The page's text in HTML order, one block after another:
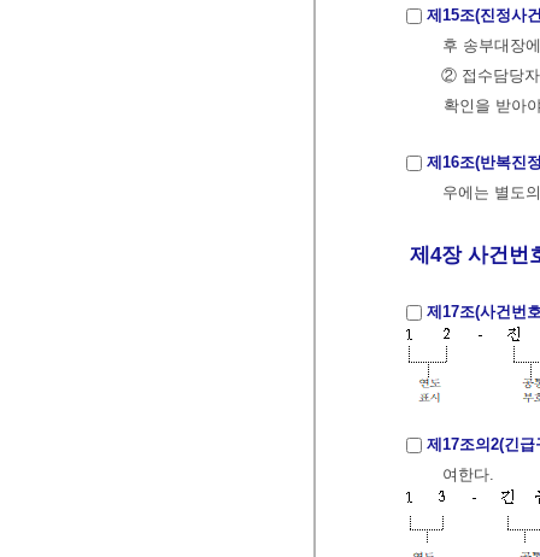
제15조(진정사
후 송부대장
② 접수담당자
확인을 받아
제16조(반복진
우에는 별도
제4장 사건번
제17조(사건번
제17조의2(긴
여한다.